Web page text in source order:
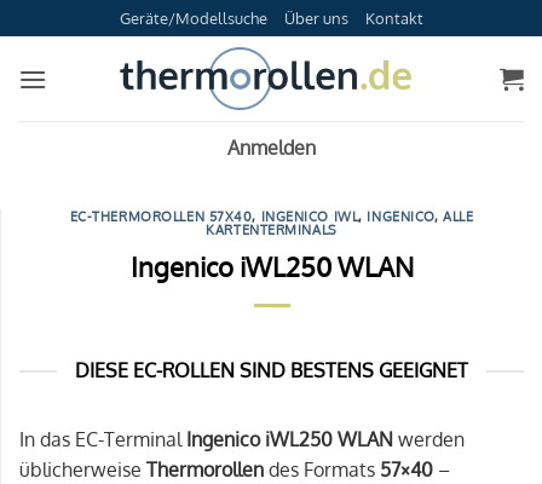
Inhalt
springen
Geräte/Modellsuche Über uns Kontakt
Anmelden
EC-THERMOROLLEN 57X40, INGENICO IWL, INGENICO,ALLE
KARTENTERMINALS
Ingenico iWL250 WLAN
DIESE EC-ROLLEN SIND BESTENS GEEIGNET
In das EC-Terminal Ingenico iWL250 WLAN werden
üblicherweise Thermorollen des Formats 57×40 –